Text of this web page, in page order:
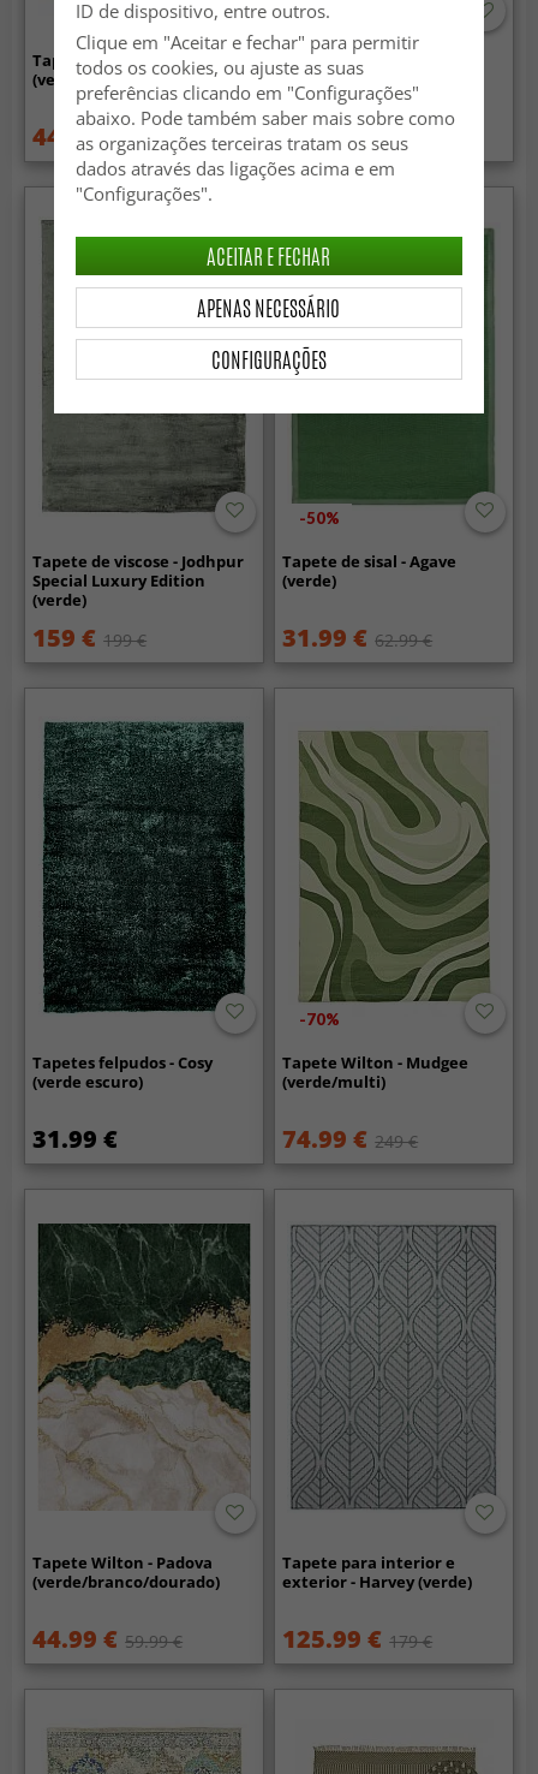
Tapete Wilton - Zebra
(verde)
44.99 € 59.99 €
Tapete Wilton - Artena
(verde)
99.99 € 129.99 €
Tapete de viscose - Jodhpur
Special Luxury Edition
(verde)
159 € 199 €
-50%
Tapete de sisal - Agave
(verde)
31.99 € 62.99 €
Tapetes felpudos - Cosy
(verde escuro)
31.99 €
-70%
Tapete Wilton - Mudgee
(verde/multi)
74.99 € 249 €
Tapete Wilton - Padova
(verde/branco/dourado)
44.99 € 59.99 €
Tapete para interior e
exterior - Harvey (verde)
125.99 € 179 €
ID de dispositivo, entre outros.
Clique em "Aceitar e fechar" para permitir
todos os cookies, ou ajuste as suas
preferências clicando em "Configurações"
abaixo. Pode também saber mais sobre como
as organizações terceiras tratam os seus
dados através das ligações acima e em
"Configurações".
CONFIGURAÇÕES
APENAS NECESSÁRIO
ACEITAR E FECHAR